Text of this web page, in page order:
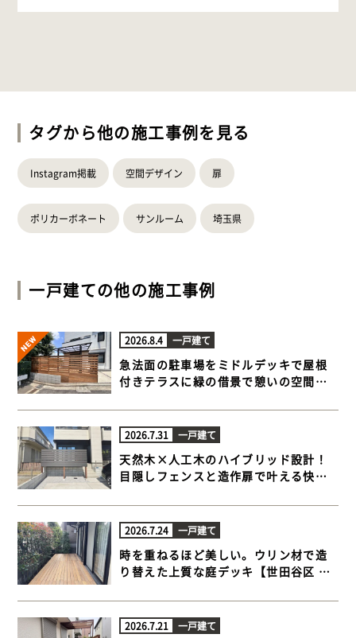
タグから他の施工事例を見る
Instagram掲載 空間デザイン 扉
ポリカーボネート サンルーム 埼玉県
一戸建ての他の施工事例
2026.8.4 一戸建て
急法面の駐車場をミドルデッキで屋根
付きテラスに緑の借景で憩いの空間が
デッキ】
2026.7.31 一戸建て
天然木×人工木のハイブリッド設計！
目隠しフェンスと造作扉で叶える快適
ドデッキ】
2026.7.24 一戸建て
時を重ねるほど美しい。ウリン材で造
り替えた上質な庭デッキ【世田谷区 一
2026.7.21 一戸建て